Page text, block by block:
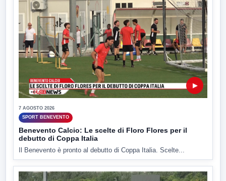
▶
7 AGOSTO 2026
SPORT BENEVENTO
Benevento Calcio: Le scelte di Floro Flores per il
debutto di Coppa Italia
Il Benevento è pronto al debutto di Coppa Italia. Scelte...